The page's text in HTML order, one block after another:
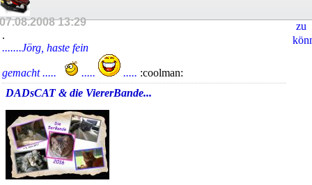
zu
07.08.200813:29
.
.......Jörg, haste fein
gemacht ..... ..... ..... :coolman:
DADsCAT & die ViererBande...